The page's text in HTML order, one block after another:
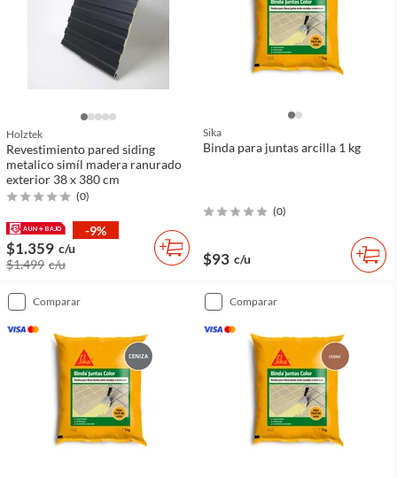
Holztek
Revestimiento pared siding
metalico simíl madera ranurado
exterior 38 x 380 cm
(0)
-9%
$1.359 c/u
$1.499 c/u
Sika
Binda para juntas arcilla 1 kg
(0)
$93 c/u
comparar comparar